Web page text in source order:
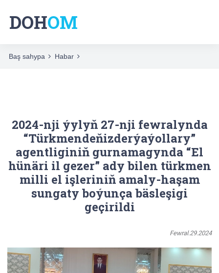
DOHOM
Baş sahypa Habar
2024-nji ýylyň 27-nji fewralynda
“Türkmendeňizderýaýollary”
agentliginiň gurnamagynda “El
hünäri il gezer” ady bilen türkmen
milli el işleriniň amaly-haşam
sungaty boýunça bäsleşigi
geçirildi
Fewral.29.2024